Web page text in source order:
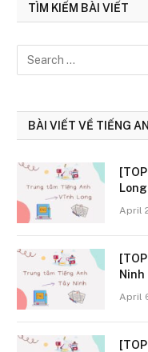
TÌM KIẾM BÀI VIẾT
BÀI VIẾT VỀ TIẾNG
April
Ninh
April